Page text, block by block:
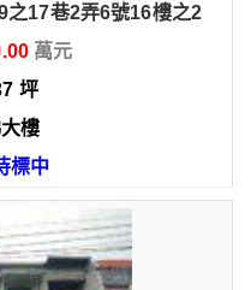
之17巷2弄6號16樓之2
坪
樓
標中